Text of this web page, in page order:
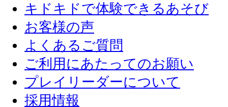
キドキドで体験できるあそび
お客様の声
よくあるご質問
ご利用にあたってのお願い
プレイリーダーについて
採用情報